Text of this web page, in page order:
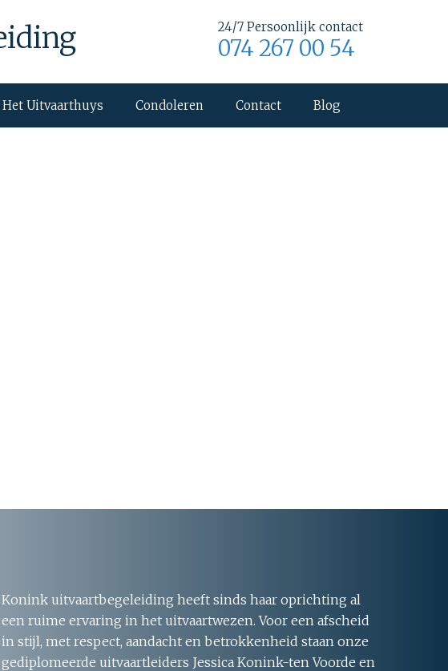
24/7 Persoonlijk contact
074 267 00 54
Uitvaarthuys Condoleren Contact Blog
Konink uitvaartbegeleiding heeft sinds haar oprichting al
een ruime ervaring in het uitvaartwezen. Voor een afscheid
in stijl, met respect, aandacht en betrokkenheid staan onze
gediplomeerde uitvaartleiders Jessica Konink-ten Voorde en